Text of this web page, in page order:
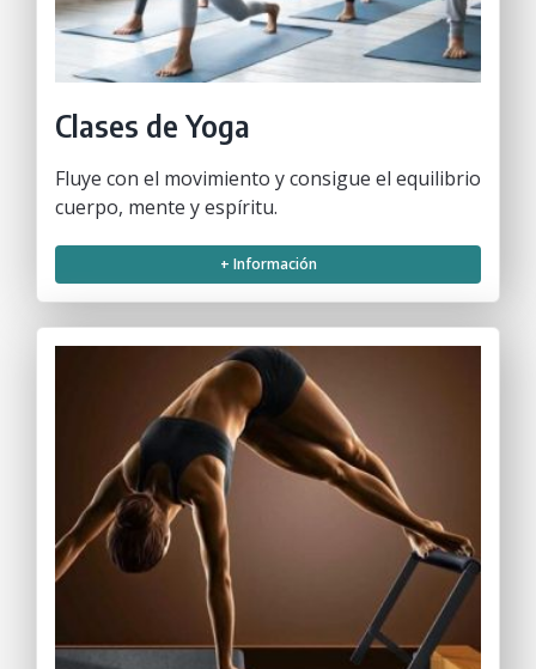
Clases de Yoga
Fluye con el movimiento y consigue el equilibrio
cuerpo, mente y espíritu.
+ Información